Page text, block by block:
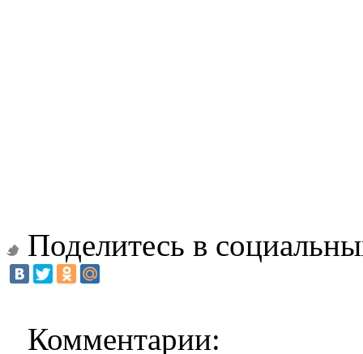
Поделитесь в
Комментарии: